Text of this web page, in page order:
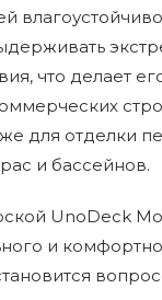
что делает
для отделки
и бассейнов.
UnoDeck
и